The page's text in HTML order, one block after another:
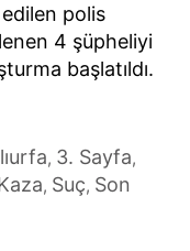
polis
4 şüpheliyi
başlatıldı.
, 3. Sayfa,
, Suç, Son